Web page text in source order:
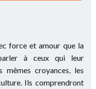
force et amour que la
à ceux qui leur
croyances, les
Ils comprendront